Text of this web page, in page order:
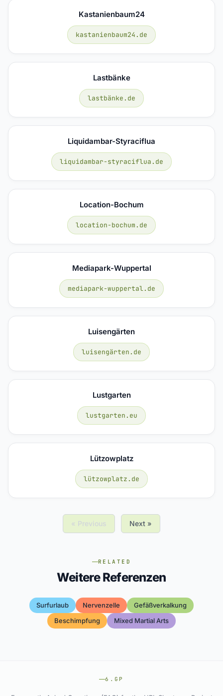
Kastanienbaum24
kastanienbaum24.de
Lastbänke
lastbänke.de
Liquidambar-Styraciflua
liquidambar-styraciflua.de
Location-Bochum
location-bochum.de
Mediapark-Wuppertal
mediapark-wuppertal.de
Luisengärten
luisengärten.de
Lustgarten
lustgarten.eu
Lützowplatz
lützowplatz.de
« Previous Next »
RELATED
Weitere Referenzen
Surfurlaub Nervenzelle
Gefäßverkalkung
Beschimpfung
Mixed Martial Arts
6.GP